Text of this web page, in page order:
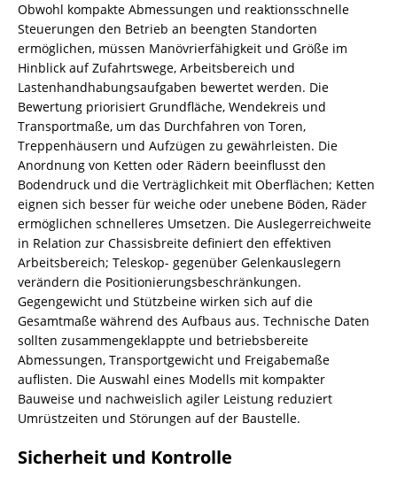
Obwohl kompakte Abmessungen und reaktionsschnelle
Steuerungen den Betrieb an beengten Standorten
ermöglichen, müssen Manövrierfähigkeit und Größe im
Hinblick auf Zufahrtswege, Arbeitsbereich und
Lastenhandhabungsaufgaben bewertet werden. Die
Bewertung priorisiert Grundfläche, Wendekreis und
Transportmaße, um das Durchfahren von Toren,
Treppenhäusern und Aufzügen zu gewährleisten. Die
Anordnung von Ketten oder Rädern beeinflusst den
Bodendruck und die Verträglichkeit mit Oberflächen; Ketten
eignen sich besser für weiche oder unebene Böden, Räder
ermöglichen schnelleres Umsetzen. Die Auslegerreichweite
in Relation zur Chassisbreite definiert den effektiven
Arbeitsbereich; Teleskop- gegenüber Gelenkauslegern
verändern die Positionierungsbeschränkungen.
Gegengewicht und Stützbeine wirken sich auf die
Gesamtmaße während des Aufbaus aus. Technische Daten
sollten zusammengeklappte und betriebsbereite
Abmessungen, Transportgewicht und Freigabemaße
auflisten. Die Auswahl eines Modells mit kompakter
Bauweise und nachweislich agiler Leistung reduziert
Umrüstzeiten und Störungen auf der Baustelle.
Sicherheit und Kontrolle